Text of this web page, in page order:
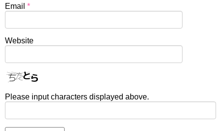
Email *
Website
Please input characters displayed above.